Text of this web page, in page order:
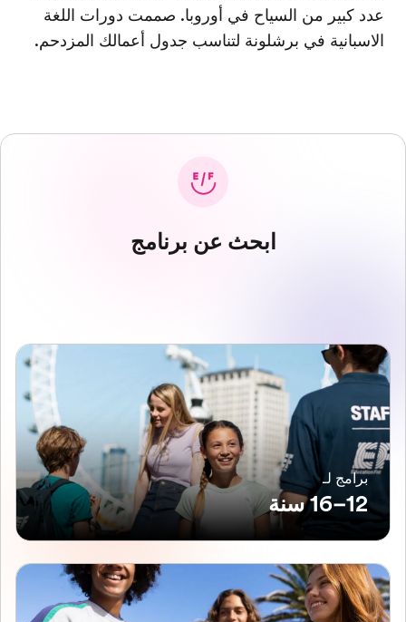
عدد كبير من السياح في أوروبا. صممت دورات اللغة
الاسبانية في برشلونة لتناسب جدول أعمالك المزدحم.
ابحث عن برنامج
برامج لـ
12–16 سنة